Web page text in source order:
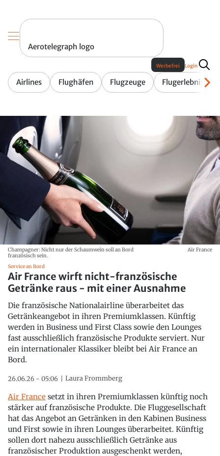
Aerotelegraph logo
Airlines Flughäfen Flugzeuge Flugerlebnis
Werbefrei Login
Champagner: Nicht nur der Schaumwein soll an Bord
französisch sein.
Air France
Service an Bord
Air France wirft nicht-französische
Getränke raus - mit einer Ausnahme
Die französische Nationalairline überarbeitet das
Getränkeangebot in ihren Premiumklassen. Künftig
werden in Business und First Class sowie den Lounges
fast ausschließlich französische Produkte serviert. Nur
ein internationaler Klassiker bleibt bei Air France an
Bord.
26.06.26 - 05:06 Laura Frommberg
Air France setzt in ihren Premiumklassen künftig noch
stärker auf französische Produkte. Die Fluggesellschaft
hat das Angebot an Getränken in den Kabinen Business
und First sowie in ihren Lounges überarbeitet. Künftig
sollen dort nahezu ausschließlich Getränke aus
französischer Produktion ausgeschenkt werden,